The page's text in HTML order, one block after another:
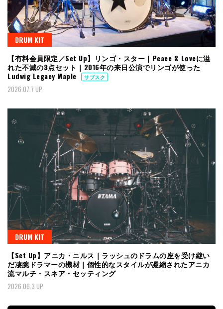
DRUM KIT
【有料会員限定／Set Up】リンゴ・スター｜Peace & Loveに溢
れた不滅の3点セット｜2016年の来日公演でリンゴが使った
Ludwig Legacy Maple
サブスク
2026.07.7 UP
DRUM KIT
【Set Up】アニカ・ニルス｜ラッシュのドラムの座を受け継い
だ凄腕ドラマーの機材｜個性的なスタイルが凝縮されたアニカ
流マルチ・スネア・セッティング
2026.06.3 UP